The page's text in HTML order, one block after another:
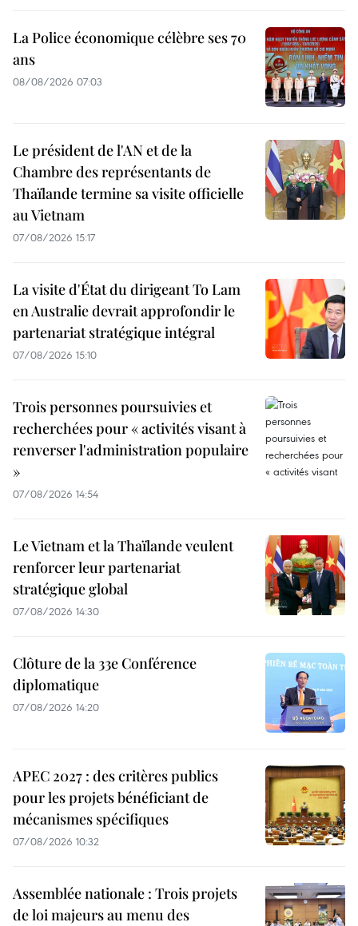
La Police économique célèbre ses 70
ans
08/08/2026 07:03
Le président de l'AN et de la
Chambre des représentants de
Thaïlande termine sa visite officielle
au Vietnam
07/08/2026 15:17
La visite d'État du dirigeant To Lam
en Australie devrait approfondir le
partenariat stratégique intégral
07/08/2026 15:10
Trois personnes poursuivies et
recherchées pour « activités visant à
renverser l'administration populaire
»
07/08/2026 14:54
Le Vietnam et la Thaïlande veulent
renforcer leur partenariat
stratégique global
07/08/2026 14:30
Clôture de la 33e Conférence
diplomatique
07/08/2026 14:20
APEC 2027 : des critères publics
pour les projets bénéficiant de
mécanismes spécifiques
07/08/2026 10:32
Assemblée nationale : Trois projets
de loi majeurs au menu des